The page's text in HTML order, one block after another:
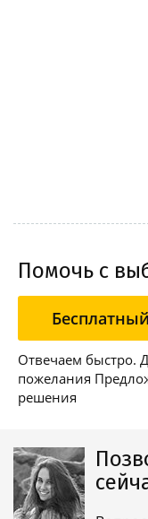
Помочь с
Отвечаем быстро.
пожелания
решения